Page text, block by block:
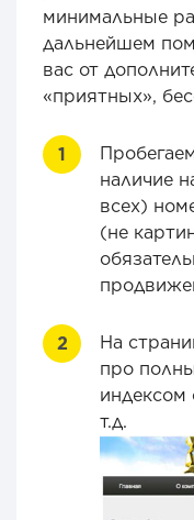
минимальные
дальнейшем
вас от
«приятных»,
наличие
всех)
(не
На
про
индексом
т.д.